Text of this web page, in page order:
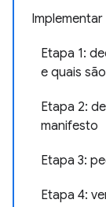
Etapa 1:
e quais
Etapa 2:
manifesto
Etapa 3:
Etapa 4: